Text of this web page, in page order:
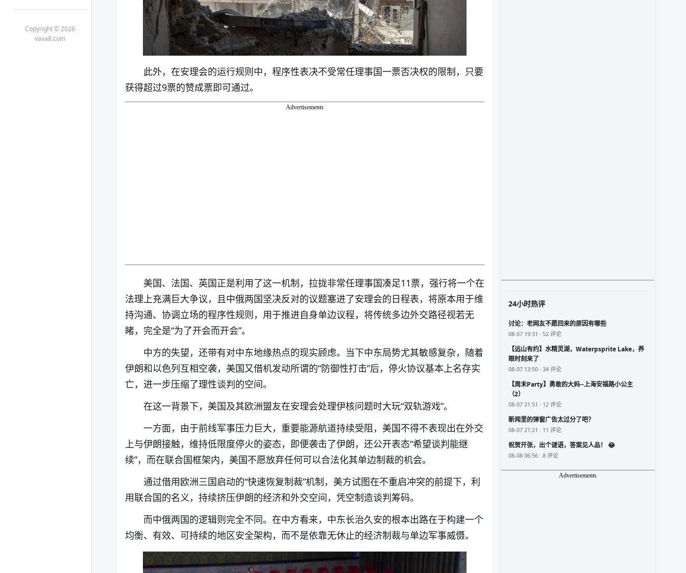
Copyright © 2026
vava8.com
此外，在安理会的运行规则中，程序性表决不受常任理事国一票否决权的限制，只要
获得超过9票的赞成票即可通过。
Advertisements
美国、法国、英国正是利用了这一机制，拉拢非常任理事国凑足11票，强行将一个在
法理上充满巨大争议，且中俄两国坚决反对的议题塞进了安理会的日程表，将原本用于维
持沟通、协调立场的程序性规则，用于推进自身单边议程，将传统多边外交路径视若无
睹，完全是“为了开会而开会”。
中方的失望，还带有对中东地缘热点的现实顾虑。当下中东局势尤其敏感复杂，随着
伊朗和以色列互相空袭，美国又借机发动所谓的“防御性打击”后，停火协议基本上名存实
亡，进一步压缩了理性谈判的空间。
在这一背景下，美国及其欧洲盟友在安理会处理伊核问题时大玩“双轨游戏”。
一方面，由于前线军事压力巨大，重要能源航道持续受阻，美国不得不表现出在外交
上与伊朗接触，维持低限度停火的姿态，即便袭击了伊朗，还公开表态“希望谈判能继
续”，而在联合国框架内，美国不愿放弃任何可以合法化其单边制裁的机会。
通过借用欧洲三国启动的“快速恢复制裁”机制，美方试图在不重启冲突的前提下，利
用联合国的名义，持续挤压伊朗的经济和外交空间，凭空制造谈判筹码。
而中俄两国的逻辑则完全不同。在中方看来，中东长治久安的根本出路在于构建一个
均衡、有效、可持续的地区安全架构，而不是依靠无休止的经济制裁与单边军事威慑。
24小时热评
讨论：老网友不愿回来的原因有哪些
08-07 19:31 · 52 评论
【远山有约】水精灵湖，Waterpsprite Lake，养
眼时刻来了
08-07 13:50 · 34 评论
【周末Party】勇敢的大妈--上海安福路小公主
（2）
08-07 21:51 · 12 评论
新闻里的弹窗广告太过分了吧？
08-07 21:21 · 11 评论
祝贺开张，出个谜语，答案见人品！ 😂
08-08 06:56 · 8 评论
Advertisements